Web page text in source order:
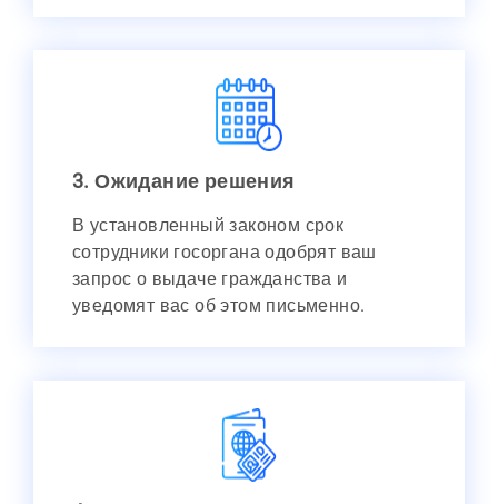
3. Ожидание решения
В установленный законом срок
сотрудники госоргана одобрят ваш
запрос о выдаче гражданства и
уведомят вас об этом письменно.